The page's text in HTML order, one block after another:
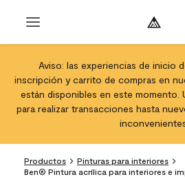
Aviso: las experiencias de inicio
inscripción y carrito de compras en
están disponibles en este momento.
para realizar transacciones hasta
Productos
Pinturas para interiores
Ben® Pintura acrílica para interiores e